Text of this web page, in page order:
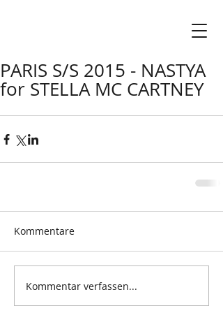
PARIS S/S 2015 - NASTYA
for STELLA MC CARTNEY
Kommentare
Kommentar verfassen...